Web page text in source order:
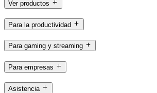
Ver productos
Para la productividad
Para gaming y streaming
Para empresas
Asistencia